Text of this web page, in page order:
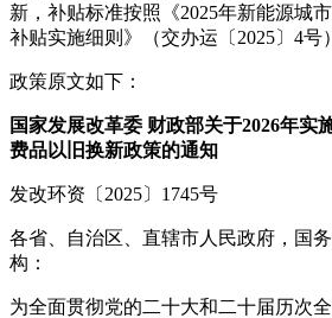
新，补贴标准按照《2025年新能源城
补贴实施细则》（交办运〔2025〕4号
政策原文如下：
国家发展改革委 财政部关于2026年实
费品以旧换新政策的通知
发改环资〔2025〕1745号
各省、自治区、直辖市人民政府，国
构：
为全面贯彻党的二十大和二十届历次